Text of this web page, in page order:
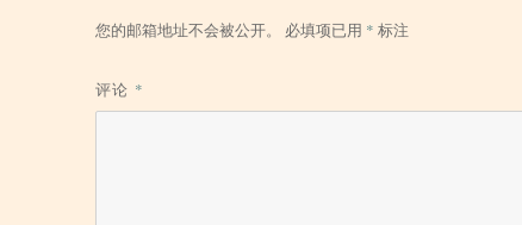
您的邮箱地址不会被公开。 必填项已用 * 标注
评论 *